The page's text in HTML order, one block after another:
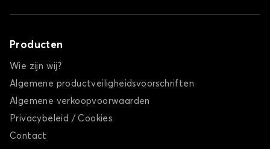
Producten
Wie zijn wij?
Algemene productveiligheidsvoorschriften
Algemene verkoopvoorwaarden
Privacybeleid / Cookies
Contact